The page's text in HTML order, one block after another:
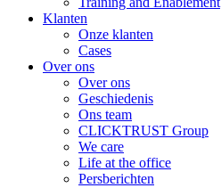
Klanten
Onze klanten
Cases
Over ons
Over ons
Geschiedenis
Ons team
CLICKTRUST Group
We care
Life at the office
Persberichten